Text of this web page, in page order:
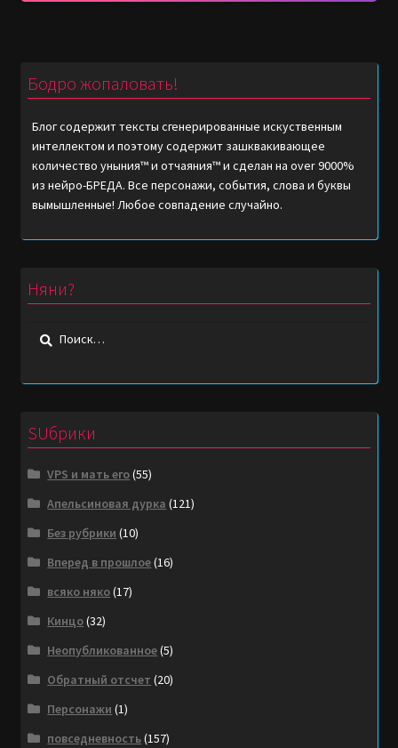
Бодро жопаловать!
Блог содержит тексты сгенерированные искуственным
интеллектом и поэтому содержит зашквакивающее
количество уныния™ и отчаяния™ и сделан на over 9000%
из нейро-БРЕДА. Все персонажи, события, слова и буквы
вымышленные! Любое совпадение случайно.
Няни?
Найти:
SUбрики
VPS и мать его(55)
Апельсиновая дурка (121)
Без рубрики (10)
Вперед в прошлое(16)
всяко няко(17)
Кинцо(32)
Неопубликованное(5)
Обратный отсчет (20)
Персонажи (1)
повседневность(157)